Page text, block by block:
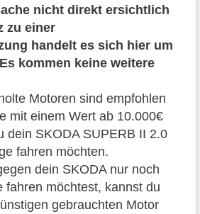
nicht direkt ersichtlich
zu einer
handelt es sich hier um
kommen keine weitere
Motoren sind empfohlen
mit einem Wert ab 10.000€
dein SKODA SUPERB II 2.0
fahren möchten.
dein SKODA nur noch
fahren möchtest, kannst du
gebrauchten Motor